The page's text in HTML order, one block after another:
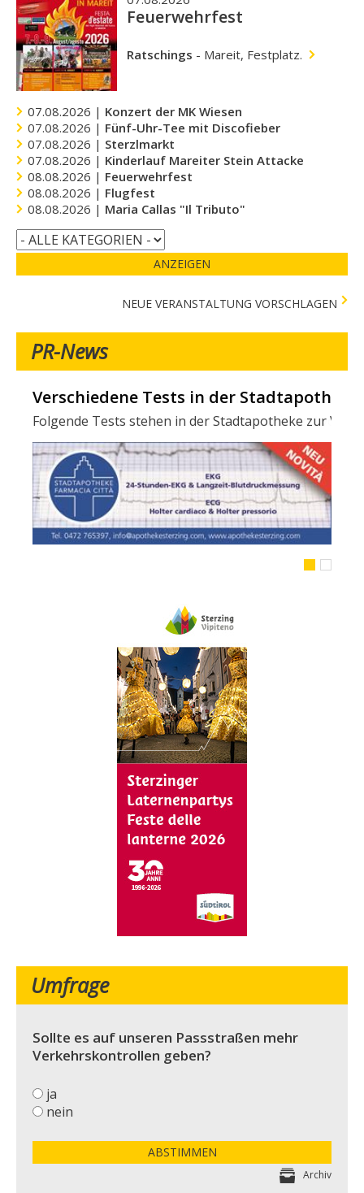
Feuerwehrfest
Ratschings - Mareit, Festplatz.
07.08.2026 | Konzert der MK Wiesen
07.08.2026 | Fünf-Uhr-Tee mit Discofieber
07.08.2026 | Sterzlmarkt
07.08.2026 | Kinderlauf Mareiter Stein Attacke
08.08.2026 | Feuerwehrfest
08.08.2026 | Flugfest
08.08.2026 | Maria Callas "Il Tributo"
ANZEIGEN
NEUE VERANSTALTUNG VORSCHLAGEN
PR-News
Verschiedene Tests in der
Folgende Tests stehen in der Stadtapotheke zur
Umfrage
Sollte es auf unseren Passstraßen mehr
Verkehrskontrollen geben?
ja
nein
ABSTIMMEN
Archiv